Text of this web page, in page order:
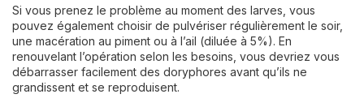
Si vous prenez le problème au moment des larves, vous
pouvez également choisir de pulvériser régulièrement le soir,
une macération au piment ou à l’ail (diluée à 5%). En
renouvelant l’opération selon les besoins, vous devriez vous
débarrasser facilement des doryphores avant qu’ils ne
grandissent et se reproduisent.